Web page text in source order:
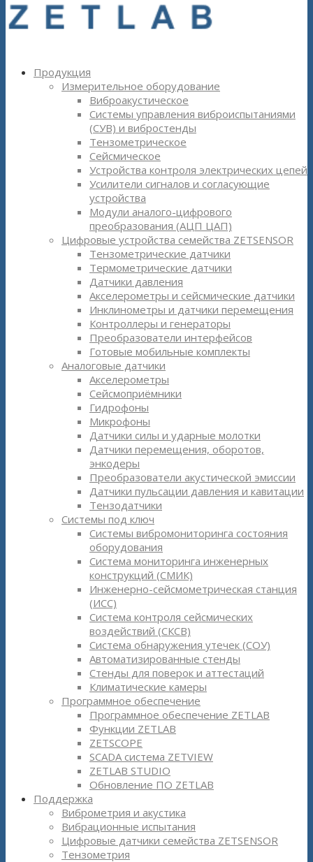
Продукция
Измерительное оборудование
Виброакустическое
Системы управления виброиспытаниями
(СУВ) и вибростенды
Тензометрическое
Сейсмическое
Устройства контроля электрических цепей
Усилители сигналов и согласующие
устройства
Модули аналого-цифрового
преобразования (АЦП ЦАП)
Цифровые устройства семейства ZETSENSOR
Тензометрические датчики
Термометрические датчики
Датчики давления
Акселерометры и сейсмические датчики
Инклинометры и датчики перемещения
Контроллеры и генераторы
Преобразователи интерфейсов
Готовые мобильные комплекты
Аналоговые датчики
Акселерометры
Сейсмоприёмники
Гидрофоны
Микрофоны
Датчики силы и ударные молотки
Датчики перемещения, оборотов,
энкодеры
Преобразователи акустической эмиссии
Датчики пульсации давления и кавитации
Тензодатчики
Системы под ключ
Системы вибромониторинга состояния
оборудования
Система мониторинга инженерных
конструкций (СМИК)
Инженерно-сейсмометрическая станция
(ИСС)
Система контроля сейсмических
воздействий (СКСВ)
Система обнаружения утечек (СОУ)
Автоматизированные стенды
Стенды для поверок и аттестаций
Климатические камеры
Программное обеспечение
Программное обеспечение ZETLAB
Функции ZETLAB
ZETSCOPE
SCADA система ZETVIEW
ZETLAB STUDIO
Обновление ПО ZETLAB
Поддержка
Виброметрия и акустика
Вибрационные испытания
Цифровые датчики семейства ZETSENSOR
Тензометрия